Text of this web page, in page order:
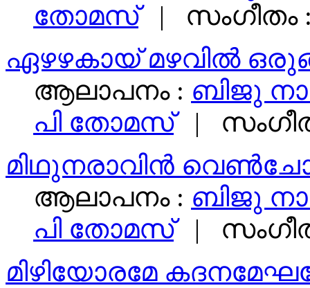
തോമസ്| സംഗീതം
ഏഴഴകായ്‌ മഴവില്‍
ആലാപനം : ബിജു
പി തോമസ്|
മിഥുനരാവിന്‍
ആലാപനം : ബിജു
പി തോമസ്|
മിഴിയോരമേ